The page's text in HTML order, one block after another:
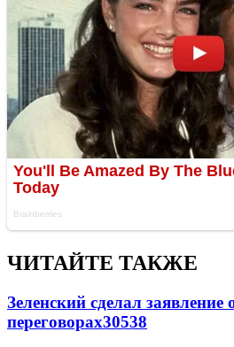
ЧИТАЙТЕ ТАКЖЕ
Зеленский сделал
переговорах30538